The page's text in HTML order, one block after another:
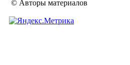
© Авторы материалов